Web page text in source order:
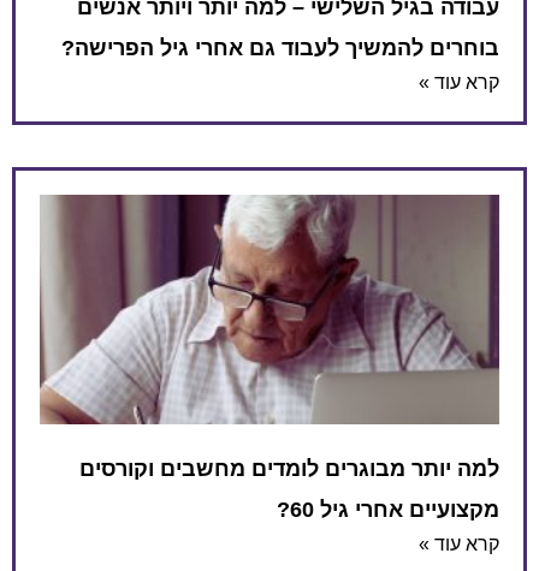
עבודה בגיל השלישי – למה יותר ויותר אנשים
בוחרים להמשיך לעבוד גם אחרי גיל הפרישה?
קרא עוד »
למה יותר מבוגרים לומדים מחשבים וקורסים
מקצועיים אחרי גיל 60?
קרא עוד »